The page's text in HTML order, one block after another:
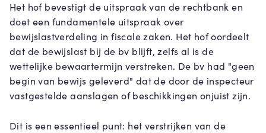
Het hof bevestigt de uitspraak van de rechtbank en
doet een fundamentele uitspraak over
bewijslastverdeling in fiscale zaken. Het hof oordeelt
dat de bewijslast bij de bv blijft, zelfs al is de
wettelijke bewaartermijn verstreken. De bv had "geen
begin van bewijs geleverd" dat de door de inspecteur
vastgestelde aanslagen of beschikkingen onjuist zijn.
Dit is een essentieel punt: het verstrijken van de